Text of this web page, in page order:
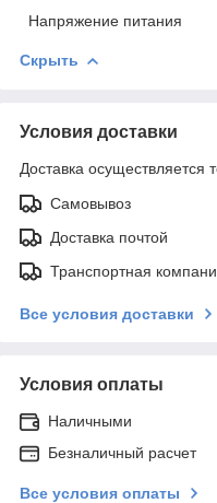
Напряжение питания
Скрыть
Условия доставки
Доставка осуществляется
Самовывоз
Доставка почтой
Транспортная
Все условия доставки
Условия оплаты
Наличными
Безналичный расчет
Все условия оплаты